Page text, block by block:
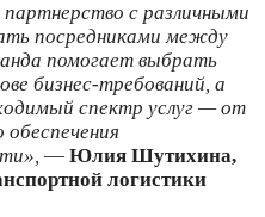
с различными
посредниками между
помогает выбрать
бизнес-требований, а
спектр услуг — от
— Юлия Шутихина,
логистики